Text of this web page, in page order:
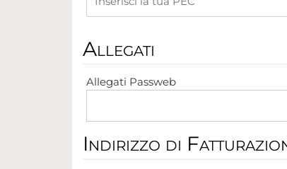
Allegati
Allegati Passweb
Indirizzo di